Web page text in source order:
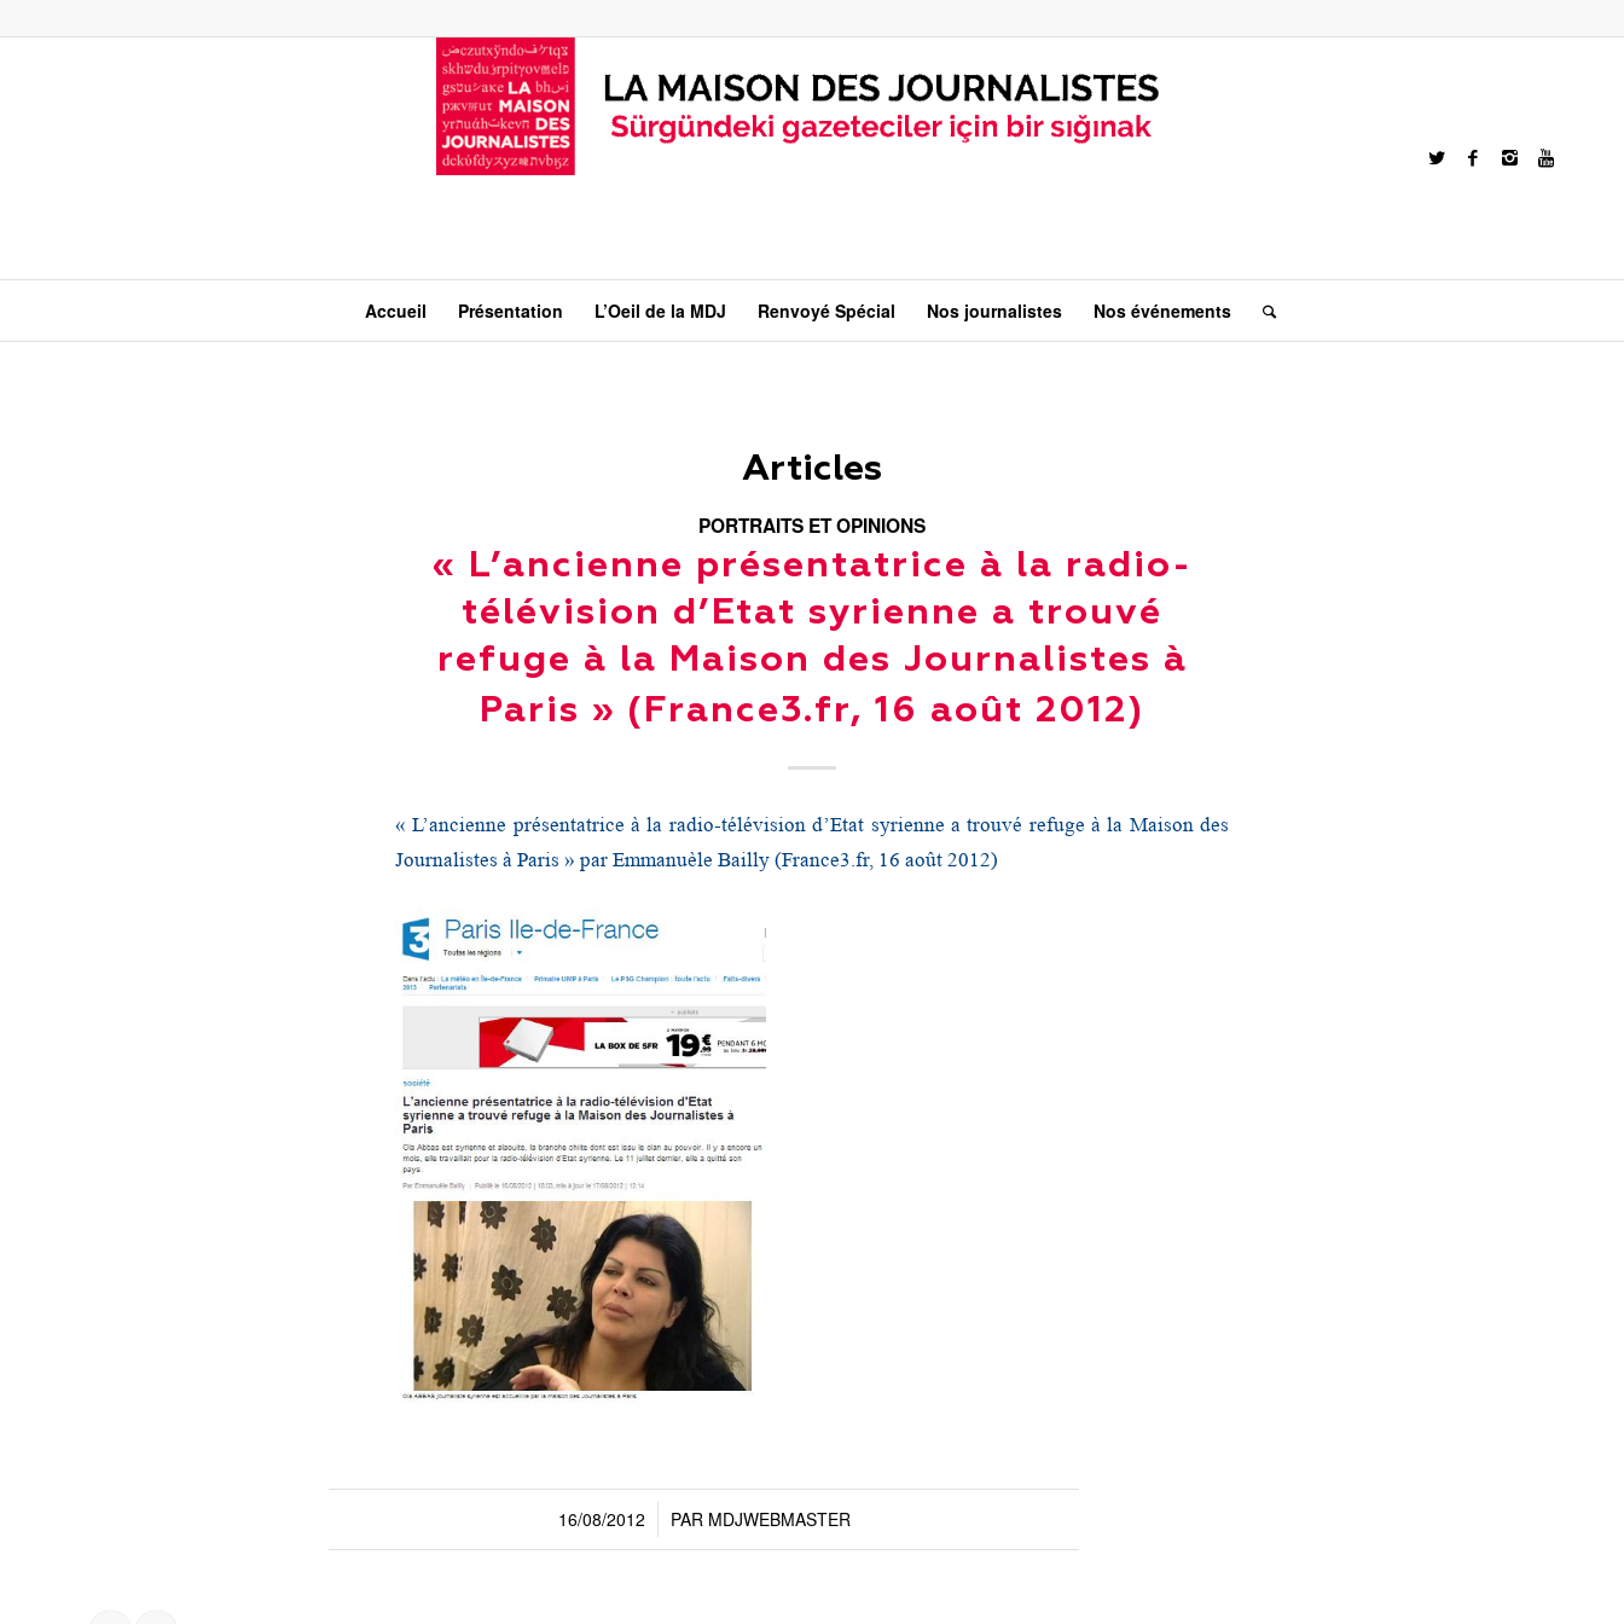
Accueil Présentation L’Oeil de la MDJ Renvoyé Spécial Nos journalistes Nos événements
Articles
PORTRAITS ET OPINIONS
« L’ancienne présentatrice à la radio-
télévision d’Etat syrienne a trouvé
refuge à la Maison des Journalistes à
Paris » (France3.fr, 16 août 2012)
« L’ancienne présentatrice à la radio-télévision d’Etat syrienne a trouvé refuge à la Maison des
Journalistes à Paris » par Emmanuèle Bailly (France3.fr, 16 août 2012)
16/08/2012
/ PAR MDJWEBMASTER